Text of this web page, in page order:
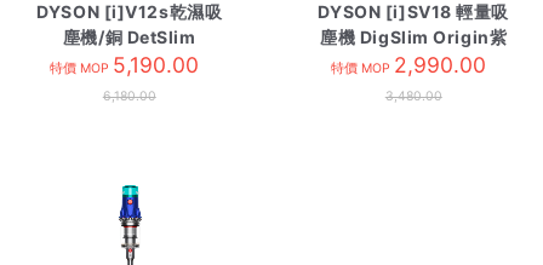
DYSON [i]V12s乾濕吸
塵機/銅 DetSlim
Submarine
特價 MOP 5,190.00
6,180.00
DYSON [i]SV18 輕量吸
塵機 DigSlim Origin紫
特價 MOP 2,990.00
3,480.00